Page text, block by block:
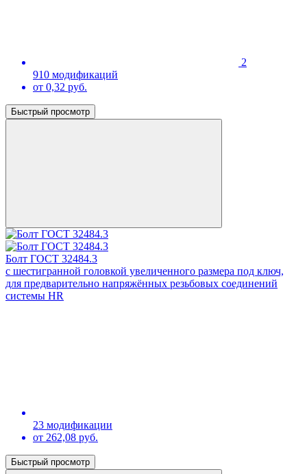
2
910 модификаций
от 0,32 руб.
Быстрый просмотр
Болт ГОСТ 32484.3
с шестигранной головкой увеличенного размера под ключ,
для предварительно напряжённых резьбовых соединений
системы HR
23 модификации
от 262,08 руб.
Быстрый просмотр